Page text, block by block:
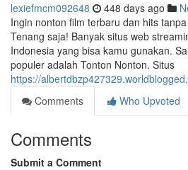
lexiefmcm092648 448 days ago
Ingin nonton film terbaru dan hits
Tenang saja! Banyak situs web
Indonesia yang bisa kamu gunakan.
populer adalah Tonton Nonton. Situs
https://
Comments
Who Upvoted
Comments
Submit a Comment